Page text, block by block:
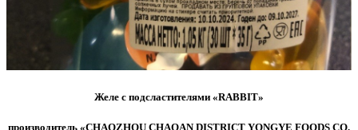
Желе с подсластителями «RABBIT»
производитель «CHAOZHOU CHAOAN DISTRICT YONGYE FOODS CO.